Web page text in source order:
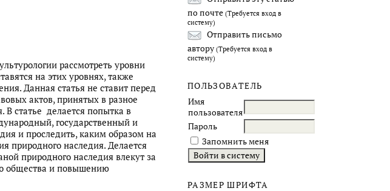
по почте (Требуется вход в
систему)
Отправить письмо
автору (Требуется вход в
систему)
ПОЛЬЗОВАТЕЛЬ
Имя
пользователя
Пароль
Запомнить меня
РАЗМЕР ШРИФТА
рассмотреть уровни
на этих уровнях, также
Данная статья не ставит перед
актов, принятых в разное
В статье делается попытка в
государственный и
и проследить, каким образом на
природного наследия. Делается
природного наследия влекут за
общества и повышению